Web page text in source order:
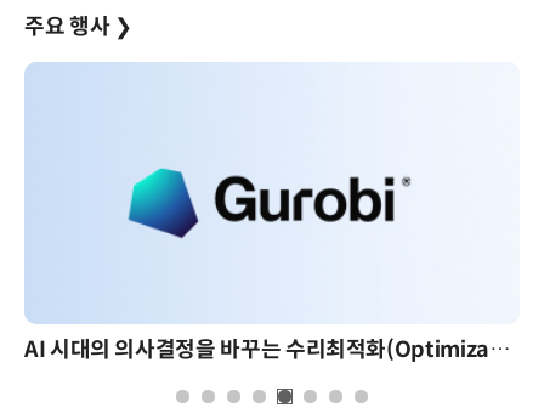
주요 행사 ❯
AI 시대의 의사결정을 바꾸는 수리최적화(Optimization): 실제 산업 적용 사례와 활용 전략